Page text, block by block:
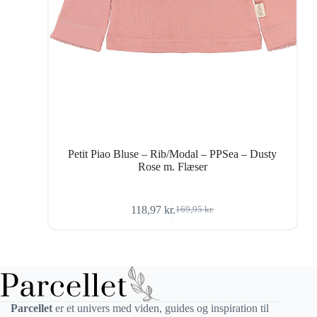
Petit Piao Bluse – Rib/Modal – PPSea – Dusty
Rose m. Flæser
169,95kr.
Den
118,97kr.Den
Parcelleter et univers med viden, guides og inspiration til